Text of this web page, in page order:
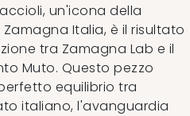
un'icona della
Italia, è il risultato
tra Zamagna Lab e il
Muto. Questo pezzo
equilibrio tra
italiano, l'avanguardia